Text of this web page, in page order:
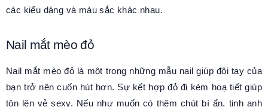
các kiểu dáng và màu sắc khác nhau.
Nail mắt mèo đỏ
Nail mắt mèo đỏ là một trong những mẫu nail giúp đôi tay của
bạn trở nên cuốn hút hơn. Sự kết hợp đỏ đi kèm hoạ tiết giúp
tôn lên vẻ sexy. Nếu như muốn có thêm chút bí ẩn, tinh anh